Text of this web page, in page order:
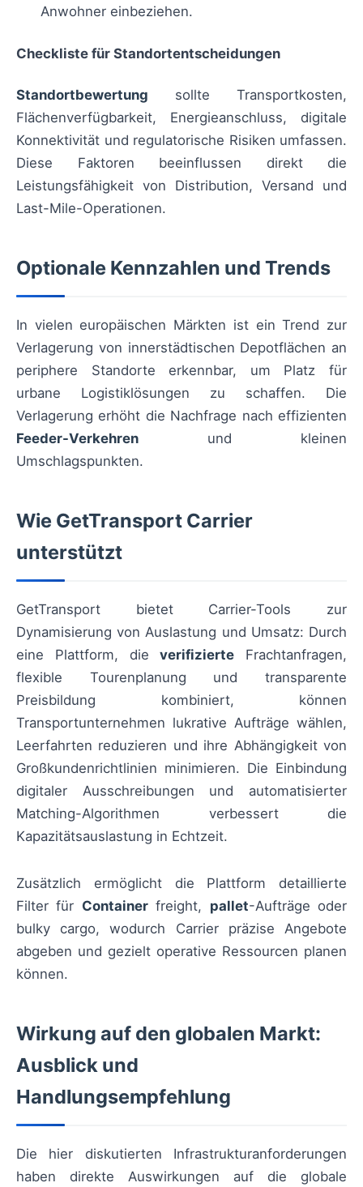
Anwohner einbeziehen.
Checkliste für Standortentscheidungen
Standortbewertung sollte Transportkosten,
Flächenverfügbarkeit, Energieanschluss, digitale
Konnektivität und regulatorische Risiken umfassen.
Diese Faktoren beeinflussen direkt die
Leistungsfähigkeit von Distribution, Versand und
Last-Mile-Operationen.
Optionale Kennzahlen und Trends
In vielen europäischen Märkten ist ein Trend zur
Verlagerung von innerstädtischen Depotflächen an
periphere Standorte erkennbar, um Platz für
urbane Logistiklösungen zu schaffen. Die
Verlagerung erhöht die Nachfrage nach effizienten
Feeder-Verkehren und kleinen
Umschlagspunkten.
Wie GetTransport Carrier
unterstützt
GetTransport bietet Carrier-Tools zur
Dynamisierung von Auslastung und Umsatz: Durch
eine Plattform, dieverifizierte Frachtanfragen,
flexible Tourenplanung und transparente
Preisbildung kombiniert, können
Transportunternehmen lukrative Aufträge wählen,
Leerfahrten reduzieren und ihre Abhängigkeit von
Großkundenrichtlinien minimieren. Die Einbindung
digitaler Ausschreibungen und automatisierter
Matching-Algorithmen verbessert die
Kapazitätsauslastung in Echtzeit.
Zusätzlich ermöglicht die Plattform detaillierte
Filter für Containerfreight, pallet-Aufträge oder
bulky cargo, wodurch Carrier präzise Angebote
abgeben und gezielt operative Ressourcen planen
können.
Wirkung auf den globalen Markt:
Ausblick und
Handlungsempfehlung
Die hier diskutierten Infrastrukturanforderungen
haben direkte Auswirkungen auf die globale